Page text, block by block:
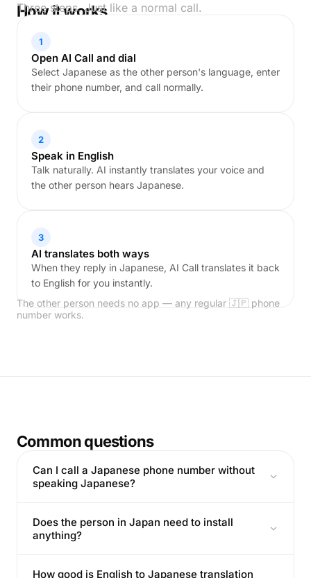
How it works
Three steps. Just like a normal call.
1
Open AI Call and dial
Select Japanese as the other person's language, enter
their phone number, and call normally.
2
Speak in English
Talk naturally. AI instantly translates your voice and
the other person hears Japanese.
3
AI translates both ways
When they reply in Japanese, AI Call translates it back
to English for you instantly.
The other person needs no app — any regular 🇯🇵 phone
number works.
Common questions
Can I call a Japanese phone number without
speaking Japanese?
Does the person in Japan need to install
anything?
How good is English to Japanese translation